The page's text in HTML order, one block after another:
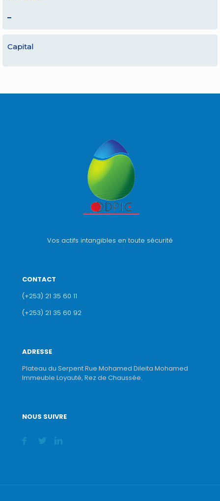
–
Capital
Vos actifs intangibles en toute sécurité
CONTACT
(+253) 21 35 60 11
(+253) 21 35 60 92
ADRESSE
Plateau du Serpent Rue Mohamed Dileita Mohamed
Immeuble Loyauté, Rez de Chaussée.
NOUS SUIVRE